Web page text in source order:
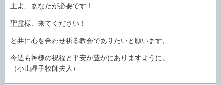
主よ、あなたが必要です！
聖霊様、来てください！
と共に心を合わせ祈る教会でありたいと願います。
今週も神様の祝福と平安が豊かにありますように。
（小山晶子牧師夫人）